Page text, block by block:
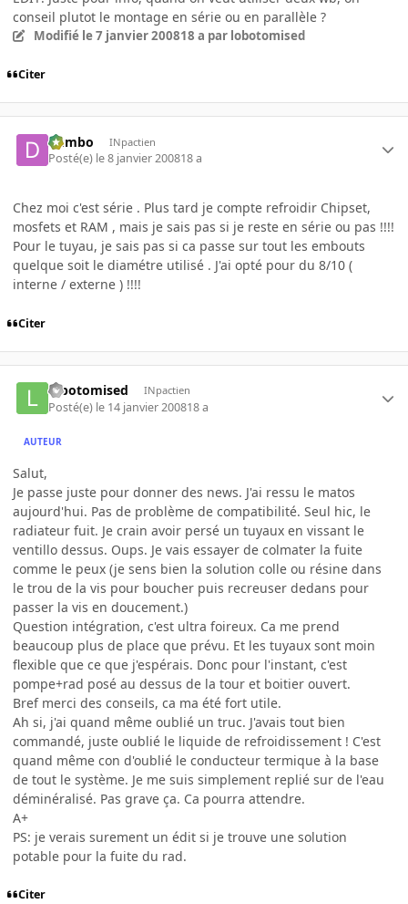
conseil plutot le montage en série ou en parallèle ?
Modifié le 7 janvier 200818 a par lobotomised
Citer
dumbo INpactien
Posté(e) le 8 janvier 200818 a
Chez moi c'est série . Plus tard je compte refroidir Chipset,
mosfets et RAM , mais je sais pas si je reste en série ou pas !!!!
Pour le tuyau, je sais pas si ca passe sur tout les embouts
quelque soit le diamétre utilisé . J'ai opté pour du 8/10 (
interne / externe ) !!!!
Citer
lobotomised INpactien
Posté(e) le 14 janvier 200818 a
AUTEUR
Salut,
Je passe juste pour donner des news. J'ai ressu le matos
aujourd'hui. Pas de problème de compatibilité. Seul hic, le
radiateur fuit. Je crain avoir persé un tuyaux en vissant le
ventillo dessus. Oups. Je vais essayer de colmater la fuite
comme le peux (je sens bien la solution colle ou résine dans
le trou de la vis pour boucher puis recreuser dedans pour
passer la vis en doucement.)
Question intégration, c'est ultra foireux. Ca me prend
beaucoup plus de place que prévu. Et les tuyaux sont moin
flexible que ce que j'espérais. Donc pour l'instant, c'est
pompe+rad posé au dessus de la tour et boitier ouvert.
Bref merci des conseils, ca ma été fort utile.
Ah si, j'ai quand même oublié un truc. J'avais tout bien
commandé, juste oublié le liquide de refroidissement ! C'est
quand même con d'oublié le conducteur termique à la base
de tout le système. Je me suis simplement replié sur de l'eau
déminéralisé. Pas grave ça. Ca pourra attendre.
A+
PS: je verais surement un édit si je trouve une solution
potable pour la fuite du rad.
Citer